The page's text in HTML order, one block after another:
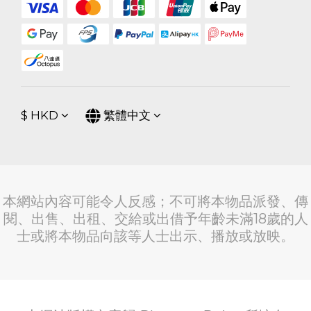
$ HKD 繁體中文
本網站內容可能令人反感；不可將本物品派發、傳
閱、出售、出租、交給或出借予年齡未滿18歲的人
士或將本物品向該等人士出示、播放或放映。